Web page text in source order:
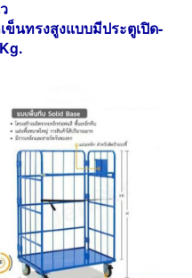
PU 5 นิ้ว
ข็นทรงสูงแบบมีประตูเปิด-